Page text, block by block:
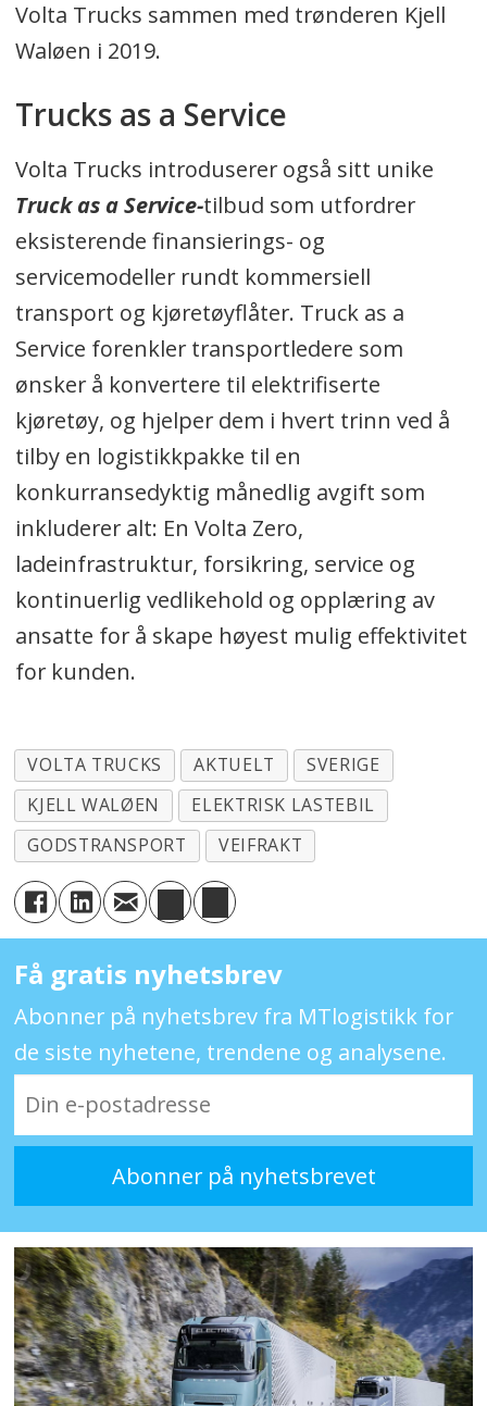
partnerskap med etablerte globale
leverandører innen
sine ambisiøse mål for
produktutvikling og produksjon.
Totalt har Volta Trucks tatt inn 360
millioner euro i investeringskapital
siden starten i 2019.
Volta Trucks har kontrahert Steyr
Automotive GmbH i Østerrike for
produksjon av Volta Zero.
I løpet av sommeren 2022 startet
selskapet produksjon av de første
såkalte produksjonsverifikasjonene,
som har gått i testmiljøer hos diverse
kunder.
De første serieproduserte modellene
rullet av rullebåndet i Østerrike i april
Kilde: Volta Trucks
Volta Trucks sammen med trønderen Kjell
Waløen i 2019.
Trucks as a Service
Volta Trucks introduserer også sitt unike
Truck as a Service-tilbud som utfordrer
eksisterende finansierings- og
servicemodeller rundt kommersiell
transport og kjøretøyflåter. Truck as a
Service forenkler transportledere som
ønsker å konvertere til elektrifiserte
kjøretøy, og hjelper dem i hvert trinn ved å
tilby en logistikkpakke til en
konkurransedyktig månedlig avgift som
inkluderer alt: En Volta Zero,
ladeinfrastruktur, forsikring, service og
kontinuerlig vedlikehold og opplæring av
ansatte for å skape høyest mulig effektivitet
for kunden.
VOLTA TRUCKS AKTUELT
SVERIGE
KJELL WALØEN
ELEKTRISK LASTEBIL
GODSTRANSPORT
VEIFRAKT
Få gratis nyhetsbrev
Abonner på nyhetsbrev fra MTlogistikk for
de siste nyhetene, trendene og analysene.